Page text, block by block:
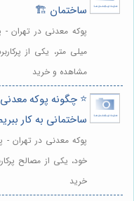
ساختمان 🏗️
میلی متر، یکی از
مشاهده و خرید
⭐️ چگونه پوکه
ساختمانی به کار
پوکه معدنی در تهران -
خود، یکی از مصالح
خرید